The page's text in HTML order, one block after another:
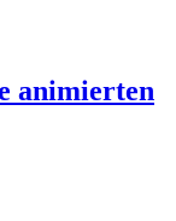
animierten